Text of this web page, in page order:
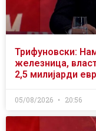
Трифуновски:
железница,
2,5 милијарди
05/08/2026 20:56